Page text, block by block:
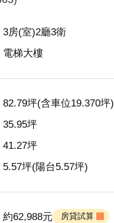
3房(室)2廳3衛
電梯大樓
82.79坪(含車位19.370坪)
35.95坪
41.27坪
5.57坪(陽台5.57坪)
約62,988元 房貸試算